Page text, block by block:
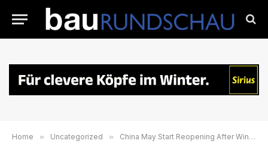
Home » Uncategorized » China May Start Reopening After Winter Olympics: Top Adviser